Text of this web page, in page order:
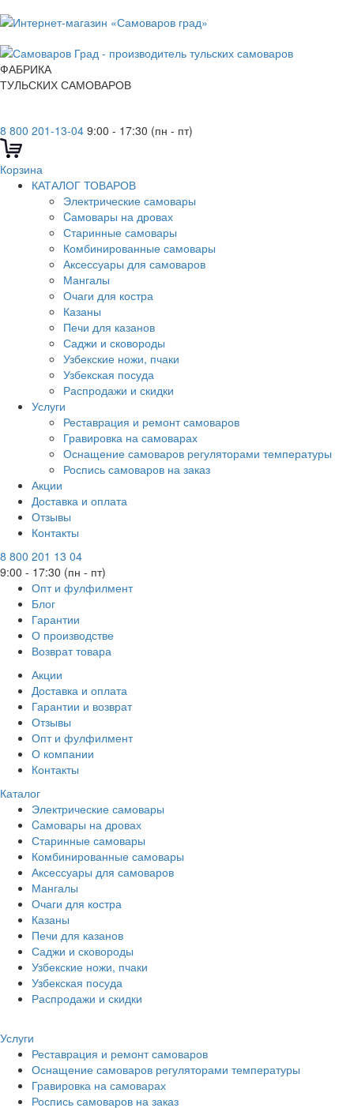
ФАБРИКА
ТУЛЬСКИХ САМОВАРОВ
8 800 201-13-04 9:00 - 17:30 (пн - пт)
Корзина
КАТАЛОГ ТОВАРОВ
Электрические самовары
Cамовары на дровах
Старинные самовары
Комбинированные самовары
Аксессуары для самоваров
Мангалы
Очаги для костра
Казаны
Печи для казанов
Саджи и сковороды
Узбекские ножи, пчаки
Узбекская посуда
Распродажи и скидки
Услуги
Реставрация и ремонт самоваров
Гравировка на самоварах
Оснащение самоваров регуляторами температуры
Роспись самоваров на заказ
Акции
Доставка и оплата
Отзывы
Контакты
8 800 201 13 04
9:00 - 17:30 (пн - пт)
Опт и фулфилмент
Блог
Гарантии
О производстве
Возврат товара
Акции
Доставка и оплата
Гарантии и возврат
Отзывы
Опт и фулфилмент
О компании
Контакты
Каталог
Электрические самовары
Cамовары на дровах
Старинные самовары
Комбинированные самовары
Аксессуары для самоваров
Мангалы
Очаги для костра
Казаны
Печи для казанов
Саджи и сковороды
Узбекские ножи, пчаки
Узбекская посуда
Распродажи и скидки
Услуги
Реставрация и ремонт самоваров
Оснащение самоваров регуляторами температуры
Гравировка на самоварах
Роспись самоваров на заказ